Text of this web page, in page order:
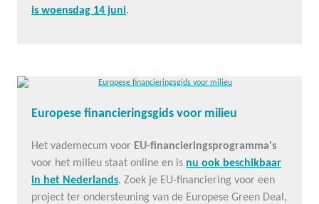
is woensdag 14 juni.
Europese financieringsgids voor milieu
Het vademecum voor EU-financieringsprogramma's
voor het milieu staat online en is nu ook beschikbaar
in het Nederlands. Zoek je EU-financiering voor een
project ter ondersteuning van de Europese Green Deal,